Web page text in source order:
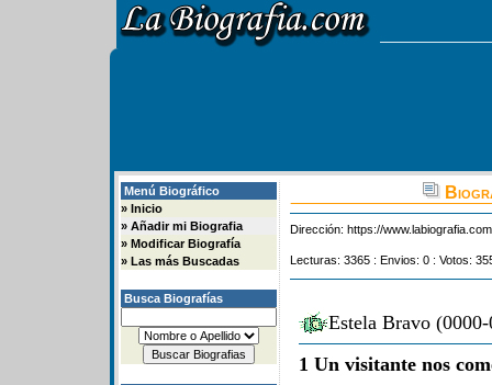
Menú Biográfico
» Inicio
» Añadir mi Biografia
» Modificar Biografía
» Las más Buscadas
Busca Biografías
Dirección: https://
Lecturas: 3365 : Envios: 0 : Votos:
Estela Bravo
1 Un visitante nos